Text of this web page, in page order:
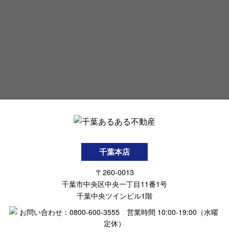
千葉本店
〒260-0013
千葉市中央区中央一丁目11番1号
千葉中央ツインビル1階